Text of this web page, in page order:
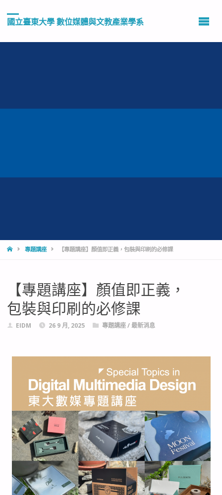
國立臺東大學 數位媒體與文教產業學系
專題講座 【專題講座】顏值即正義，包裝與印刷的必修課
【專題講座】顏值即正義，
包裝與印刷的必修課
EIDM 26 9 月, 2025 專題講座/最新消息